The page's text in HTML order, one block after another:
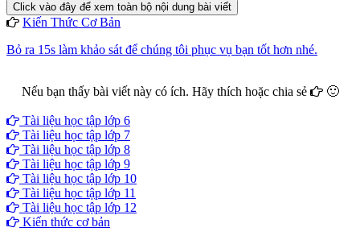
Click vào đây để xem toàn bộ nội dung bài viết
Kiến Thức Cơ Bản
Bỏ ra 15s làm khảo sát để chúng tôi phục vụ bạn tốt hơn nhé.
Nếu bạn thấy bài viết này có ích. Hãy thích hoặc chia sẻ
🙂
Tài liệu học tập lớp 6
Tài liệu học tập lớp 7
Tài liệu học tập lớp 8
Tài liệu học tập lớp 9
Tài liệu học tập lớp 10
Tài liệu học tập lớp 11
Tài liệu học tập lớp 12
Kiến thức cơ bản